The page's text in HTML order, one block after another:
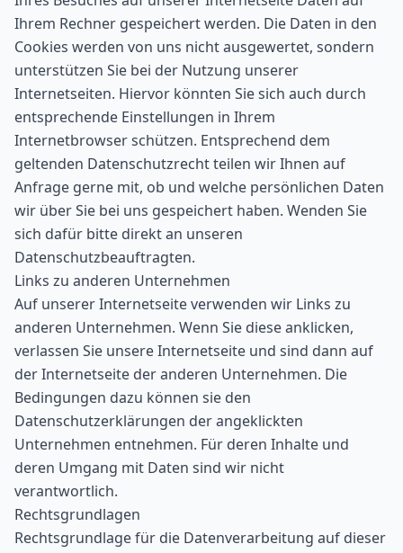
Ihrem Rechner gespeichert werden. Die Daten in den
Cookies werden von uns nicht ausgewertet, sondern
unterstützen Sie bei der Nutzung unserer
Internetseiten. Hiervor könnten Sie sich auch durch
entsprechende Einstellungen in Ihrem
Internetbrowser schützen. Entsprechend dem
geltenden Datenschutzrecht teilen wir Ihnen auf
Anfrage gerne mit, ob und welche persönlichen Daten
wir über Sie bei uns gespeichert haben. Wenden Sie
sich dafür bitte direkt an unseren
Datenschutzbeauftragten.
Links zu anderen Unternehmen
Auf unserer Internetseite verwenden wir Links zu
anderen Unternehmen. Wenn Sie diese anklicken,
verlassen Sie unsere Internetseite und sind dann auf
der Internetseite der anderen Unternehmen. Die
Bedingungen dazu können sie den
Datenschutzerklärungen der angeklickten
Unternehmen entnehmen. Für deren Inhalte und
deren Umgang mit Daten sind wir nicht
verantwortlich.
Rechtsgrundlagen
Rechtsgrundlage für die Datenverarbeitung auf dieser